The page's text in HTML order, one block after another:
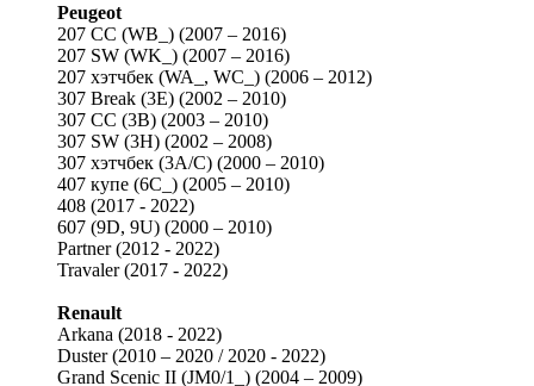
Peugeot
207 CC (WB_) (2007 – 2016)
207 SW (WK_) (2007 – 2016)
207 хэтчбек (WA_, WC_) (2006 – 2012)
307 Break (3E) (2002 – 2010)
307 CC (3B) (2003 – 2010)
307 SW (3H) (2002 – 2008)
307 хэтчбек (3A/C) (2000 – 2010)
407 купе (6C_) (2005 – 2010)
408 (2017 - 2022)
607 (9D, 9U) (2000 – 2010)
Partner (2012 - 2022)
Travaler (2017 - 2022)
Renault
Arkana (2018 - 2022)
Duster (2010 – 2020 / 2020 - 2022)
Grand Scenic II (JM0/1_) (2004 – 2009)